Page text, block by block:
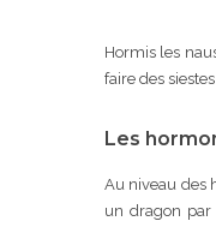
Hormis les
faire des
Les
Au niveau des
un dragon par